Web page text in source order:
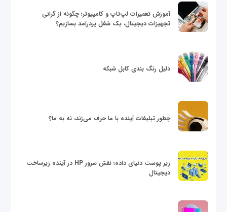
آموزش تعمیرات لپ‌تاپ و کامپیوتر؛ چگونه از گرانی
تجهیزات دیجیتال، یک شغل پردرآمد بسازیم؟
دلیل رنگ بندی کابل شبکه
چطور تبلیغات آینده با ما حرف می‌زند، نه به ما؟
زیر پوست دنیای داده؛ نقش سرور HP در آینده زیرساخت
دیجیتال